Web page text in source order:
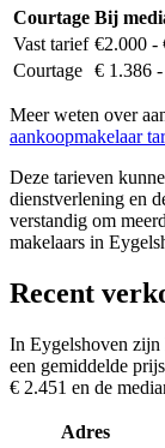
Courtage Bij
Vast tarief €2.000 -
Courtage € 1.386
Meer weten over
aankoopmakelaar
Deze tarieven
dienstverlening en
verstandig om
makelaars in
Recent
In Eygelshoven
een gemiddelde
€ 2.451 en de
Adres